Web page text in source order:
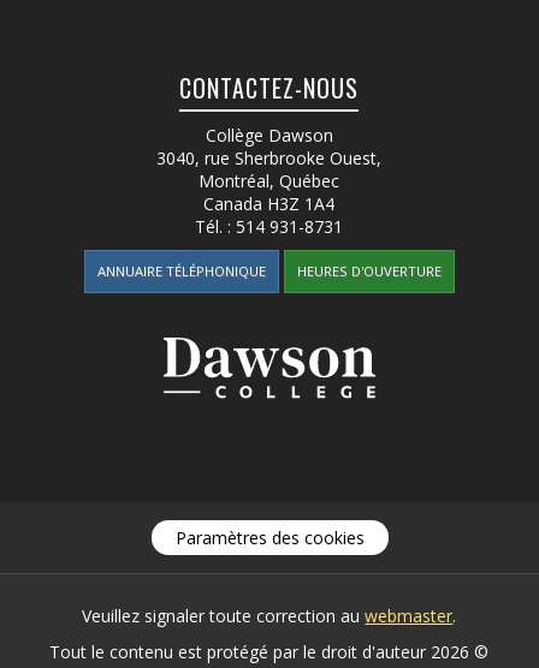
CONTACTEZ-NOUS
Collège Dawson
3040, rue Sherbrooke Ouest,
Montréal, Québec
Canada H3Z 1A4
Tél. :514 931-8731
ANNUAIRE TÉLÉPHONIQUE HEURES D'OUVERTURE
Paramètres des cookies
Veuillez signaler toute correction auwebmaster.
Tout le contenu est protégé par le droit d'auteur 2026 ©